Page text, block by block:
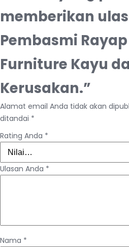
memberikan
Pembasmi
Furniture Kayu
Kerusakan.”
Alamat email Anda tidak akan
ditandai *
Rating Anda *
Ulasan Anda *
Nama *